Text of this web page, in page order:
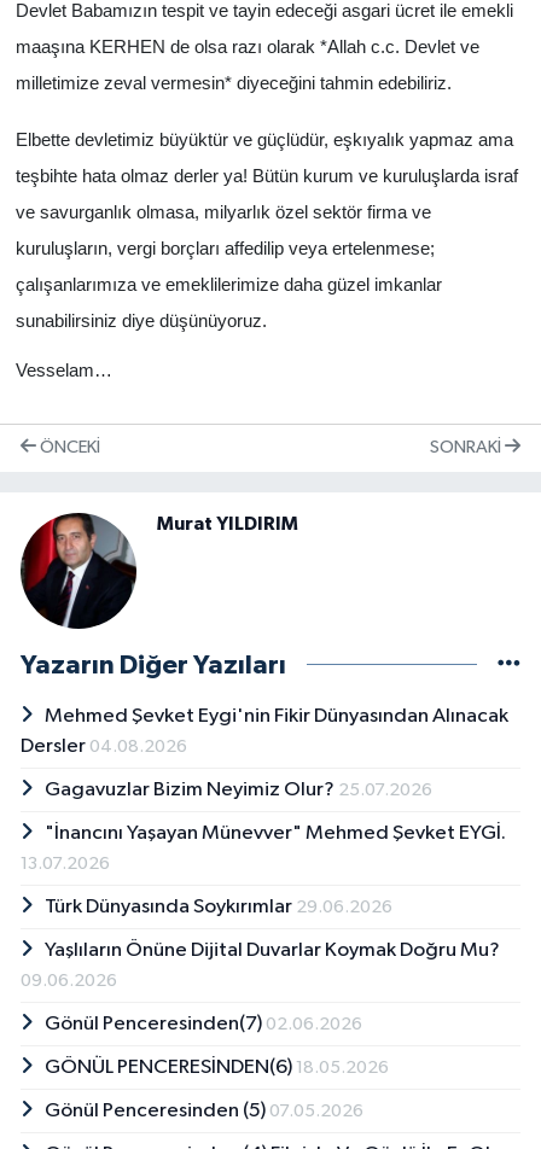
Devlet Babamızın tespit ve tayin edeceği asgari ücret ile emekli
maaşına KERHEN de olsa razı olarak *Allah c.c. Devlet ve
milletimize zeval vermesin* diyeceğini tahmin edebiliriz.
Elbette devletimiz büyüktür ve güçlüdür, eşkıyalık yapmaz ama
teşbihte hata olmaz derler ya! Bütün kurum ve kuruluşlarda israf
ve savurganlık olmasa, milyarlık özel sektör firma ve
kuruluşların, vergi borçları affedilip veya ertelenmese;
çalışanlarımıza ve emeklilerimize daha güzel imkanlar
sunabilirsiniz diye düşünüyoruz.
Vesselam…
ÖNCEKI SONRAKI
Murat YILDIRIM
Yazarın Diğer Yazıları
Mehmed Şevket Eygi'nin Fikir Dünyasından Alınacak
Dersler 04.08.2026
Gagavuzlar Bizim Neyimiz Olur? 25.07.2026
"İnancını Yaşayan Münevver" Mehmed Şevket EYGİ.
13.07.2026
Türk Dünyasında Soykırımlar 29.06.2026
Yaşlıların Önüne Dijital Duvarlar Koymak Doğru Mu?
09.06.2026
Gönül Penceresinden(7) 02.06.2026
GÖNÜL PENCERESİNDEN(6) 18.05.2026
Gönül Penceresinden (5) 07.05.2026